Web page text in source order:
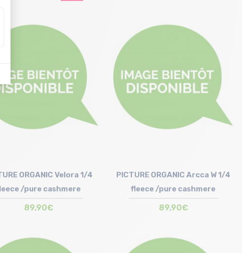
Taille en stock
Taille en stock
ORGANIC Velora 1/4
/pure cashmere
89,90€
Taille en stock
PICTURE ORGANIC Arcca W 1/4
fleece /pure cashmere
89,90€